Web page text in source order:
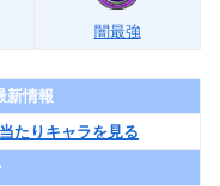
闇最強
新情報
たりキャラを見る